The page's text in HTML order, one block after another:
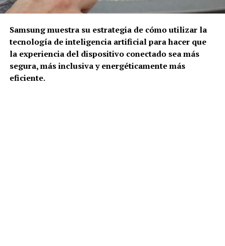
Samsung muestra su estrategia de cómo utilizar la
tecnología de inteligencia artificial para hacer que
la experiencia del dispositivo conectado sea más
segura, más inclusiva y energéticamente más
eficiente.